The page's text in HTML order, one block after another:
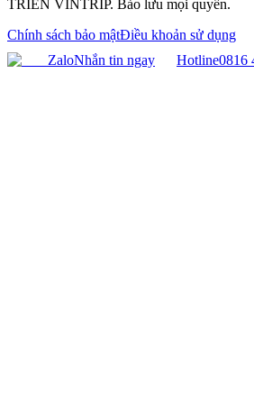
TRIỂN VINTRIP. Bảo lưu mọi quyền.
Chính sách bảo mậtĐiều khoản sử dụng
ZaloNhắn tin ngay Hotline0816